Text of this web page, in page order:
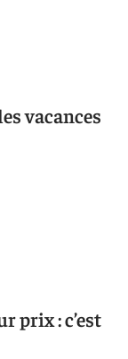
vacances
prix : c’est